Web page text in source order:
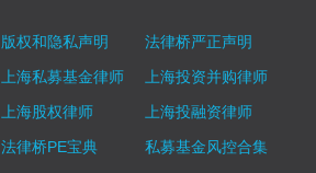
版权和隐私声明
法律桥严正声明
上海私募基金律师
上海投资并购律师
上海股权律师
上海投融资律师
法律桥PE宝典
私募基金风控合集